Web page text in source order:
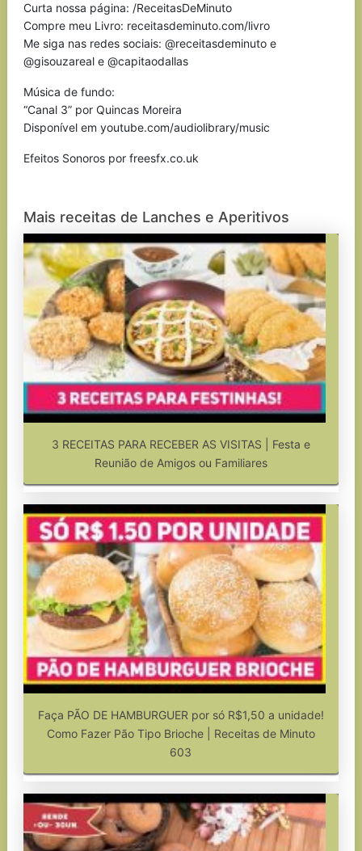
Curta nossa página: /ReceitasDeMinuto
Compre meu Livro: receitasdeminuto.com/livro
Me siga nas redes sociais: @receitasdeminuto e
@gisouzareal e @capitaodallas
Música de fundo:
“Canal 3” por Quincas Moreira
Disponível em youtube.com/audiolibrary/music
Efeitos Sonoros por freesfx.co.uk
Mais receitas de Lanches e Aperitivos
3 RECEITAS PARA RECEBER AS VISITAS | Festa e
Reunião de Amigos ou Familiares
Faça PÃO DE HAMBURGUER por só R$1,50 a unidade!
Como Fazer Pão Tipo Brioche | Receitas de Minuto
603